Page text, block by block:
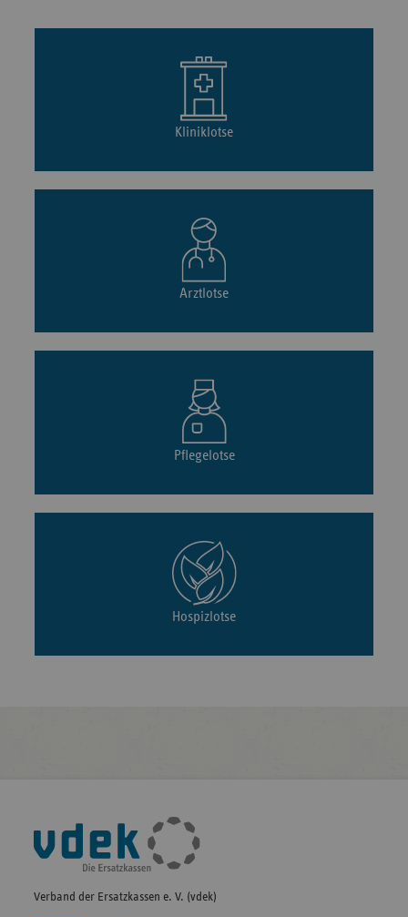
Kliniklotse
Arztlotse
Pflegelotse
Hospizlotse
Fußleisten-
Navigation
Verband der Ersatzkassen e. V. (vdek)